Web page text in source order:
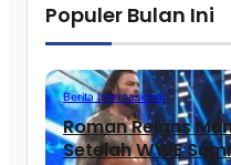
Populer Bulan Ini
Berita Internasional
Roman Reigns
Setelah WWE